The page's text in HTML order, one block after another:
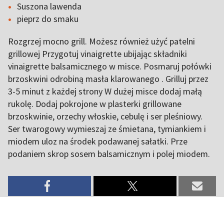
Suszona lawenda
pieprz do smaku
Rozgrzej mocno grill. Możesz również użyć patelni
grillowej Przygotuj vinaigrette ubijając składniki
vinaigrette balsamicznego w misce. Posmaruj połówki
brzoskwini odrobiną masła klarowanego . Grilluj przez
3-5 minut z każdej strony W dużej misce dodaj małą
rukolę. Dodaj pokrojone w plasterki grillowane
brzoskwinie, orzechy włoskie, cebulę i ser pleśniowy.
Ser twarogowy wymieszaj ze śmietana, tymiankiem i
miodem uloz na środek podawanej sałatki. Prze
podaniem skrop sosem balsamicznym i polej miodem.